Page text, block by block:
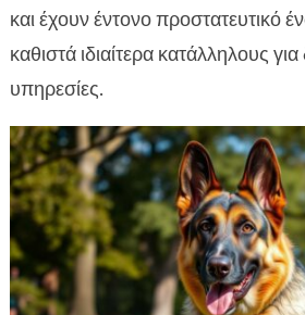
και έχουν έντονο προστατευτικό
καθιστά ιδιαίτερα κατάλληλους
υπηρεσίες.